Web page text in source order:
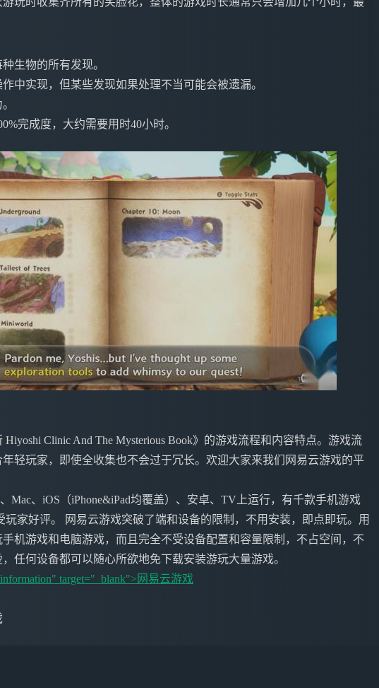
生物的所有发现。
中实现，但某些发现如果处理不当可能会被遗漏。
完成度，大约需要用时40小时。
Clinic And The Mysterious Book》的游戏流程和内容特点。游戏流
轻玩家，即使全收集也不会过于冗长。欢迎大家来我们网易云游戏的平
Mac、iOS（iPhone&iPad均覆盖）、安卓、TV上运行，有千款手机游戏
家好评。 网易云游戏突破了端和设备的限制，不用安装，即点即玩。用
机游戏和电脑游戏，而且完全不受设备配置和容量限制，不占空间，不
任何设备都可以随心所欲地免下载安装游玩大量游戏。
target="_blank"> 网易云游戏